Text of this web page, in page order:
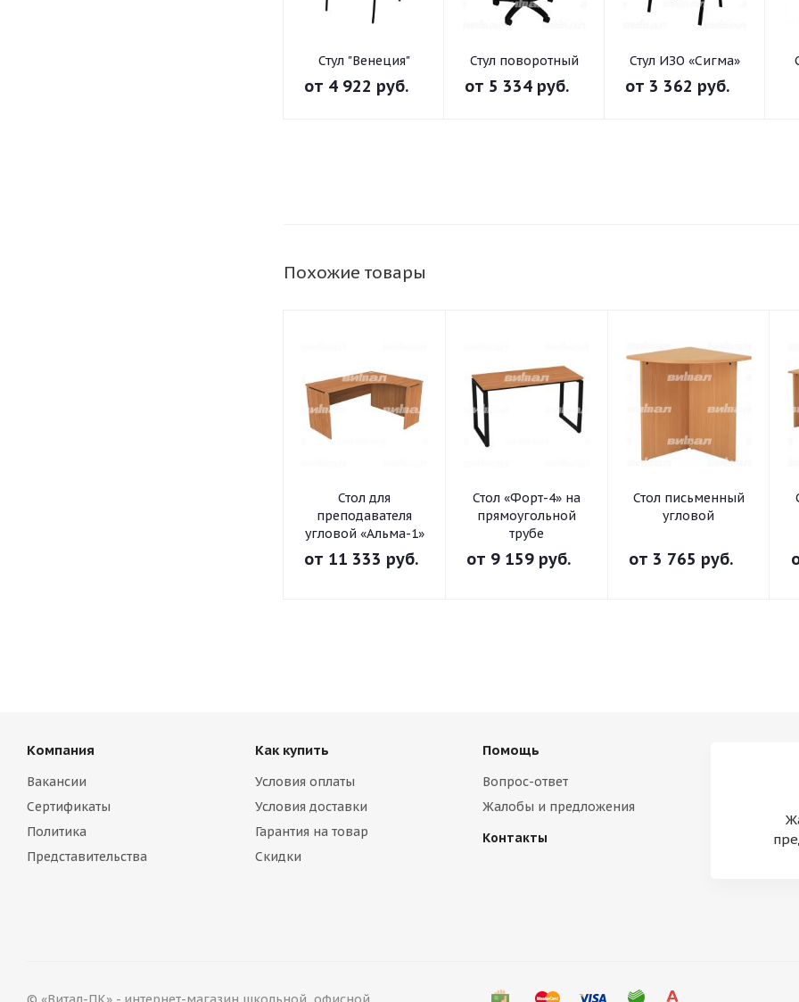
Стул "Венеция"
от 4 922 руб.
Стул поворотный
ИЗО/ЖТС «Сигма»
от 5 334 руб.
Стул ИЗО «Сигма»
от 3 362 руб.
Похожие товары
Стол для
преподавателя
угловой «Альма-1»
от 11 333 руб.
Стол «Форт-4» на
прямоугольной
трубе
от 9 159 руб.
Стол письменный
угловой
от 3 765 руб.
Компания
Вакансии
Сертификаты
Политика
Представительства
Как купить
Условия оплаты
Условия доставки
Гарантия на товар
Скидки
Помощь
Вопрос-ответ
Жалобы и предложения
Контакты